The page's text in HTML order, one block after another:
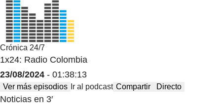
Crónica 24/7
1x24: Radio Colombia
23/08/2024 - 01:38:13
Ver más episodios Ir al podcast Compartir Directo
Noticias en 3′